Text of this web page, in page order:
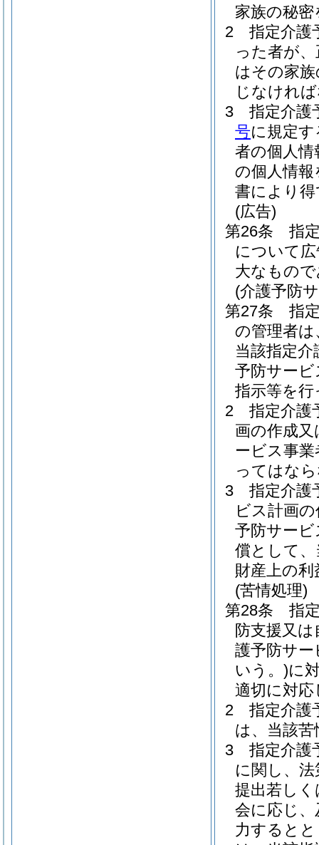
家族の秘
2
指定介護
った者が
はその家
じなけれ
3
指定介護
号に規定
者の個人
の個人情
書により
(広告)
第26条
指
について
大なもの
(介護予防
第27条
指
の管理者
当該指定
予防サー
指示等を
2
指定介護
画の作成
ービス事
ってはな
3
指定介護
ビス計画
予防サー
償として
財産上の
(苦情処理)
第28条
指
防支援又
護予防サー
いう。)に
適切に対
2
指定介護
は、当該
3
指定介護
に関し、
提出若し
会に応じ
力すると